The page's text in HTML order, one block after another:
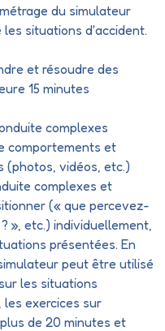
du simulateur
situations d'accident.
et résoudre des
15 minutes
complexes
comportements et
(photos, vidéos, etc.)
complexes et
(« que percevez-
», etc.) individuellement,
présentées. En
peut être utilisé
les situations
les exercices sur
de 20 minutes et